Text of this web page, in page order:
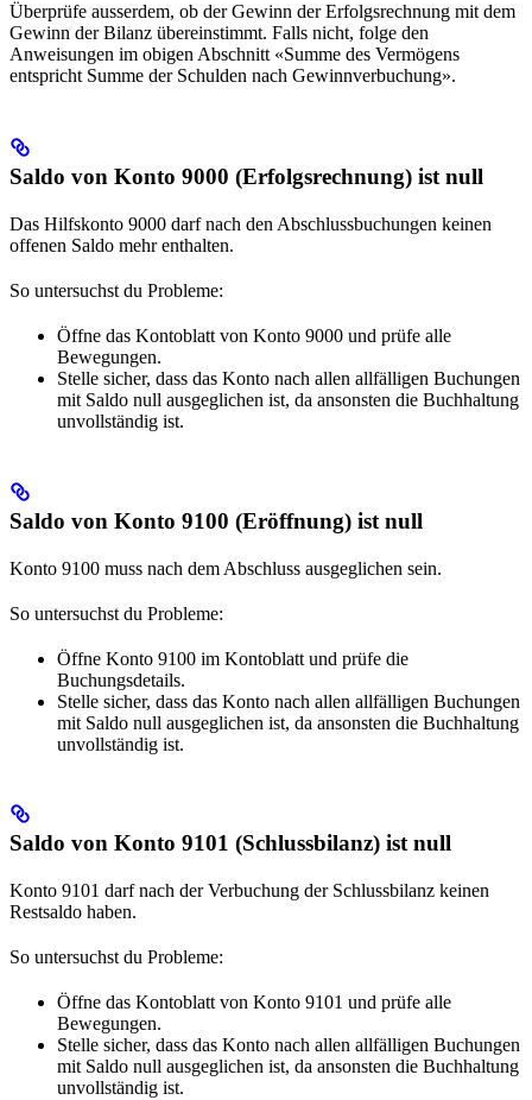
Überprüfe ausserdem, ob der Gewinn der Erfolgsrechnung mit dem
Gewinn der Bilanz übereinstimmt. Falls nicht, folge den
Anweisungen im obigen Abschnitt «Summe des Vermögens
entspricht Summe der Schulden nach Gewinnverbuchung».
Saldo von Konto 9000 (Erfolgsrechnung) ist null
Das Hilfskonto 9000 darf nach den Abschlussbuchungen keinen
offenen Saldo mehr enthalten.
So untersuchst du Probleme:
Öffne das Kontoblatt von Konto 9000 und prüfe alle
Bewegungen.
Stelle sicher, dass das Konto nach allen allfälligen Buchungen
mit Saldo null ausgeglichen ist, da ansonsten die Buchhaltung
unvollständig ist.
Saldo von Konto 9100 (Eröffnung) ist null
Konto 9100 muss nach dem Abschluss ausgeglichen sein.
So untersuchst du Probleme:
Öffne Konto 9100 im Kontoblatt und prüfe die
Buchungsdetails.
Stelle sicher, dass das Konto nach allen allfälligen Buchungen
mit Saldo null ausgeglichen ist, da ansonsten die Buchhaltung
unvollständig ist.
Saldo von Konto 9101 (Schlussbilanz) ist null
Konto 9101 darf nach der Verbuchung der Schlussbilanz keinen
Restsaldo haben.
So untersuchst du Probleme:
Öffne das Kontoblatt von Konto 9101 und prüfe alle
Bewegungen.
Stelle sicher, dass das Konto nach allen allfälligen Buchungen
mit Saldo null ausgeglichen ist, da ansonsten die Buchhaltung
unvollständig ist.